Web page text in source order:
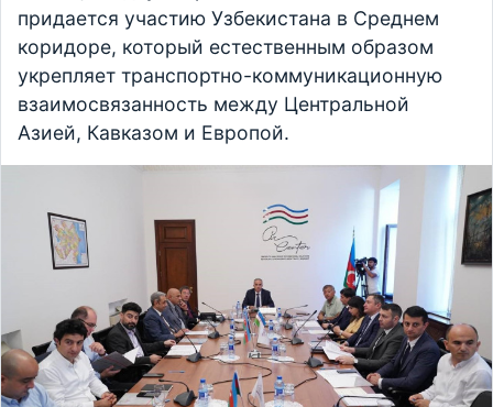
придается участию Узбекистана в Среднем
коридоре, который естественным образом
укрепляет транспортно-коммуникационную
взаимосвязанность между Центральной
Азией, Кавказом и Европой.